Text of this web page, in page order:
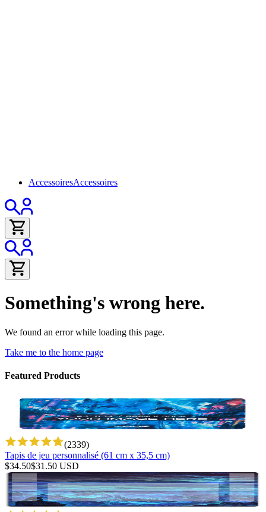
AccessoiresAccessoires
Something's wrong here.
We found an error while loading this page.
Take me to the home page
Featured Products
(2339)
Tapis de jeu personnalisé (61 cm x 35,5 cm)
$34.50$31.50 USD